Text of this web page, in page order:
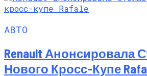
АВТО
Renault Анонсировала
Нового Кросс-Купе